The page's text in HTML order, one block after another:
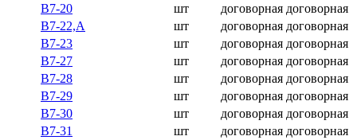
В7-20
шт договорная договорная
В7-22,А
шт договорная договорная
В7-23
шт договорная договорная
В7-27
шт договорная договорная
В7-28
шт договорная договорная
В7-29
шт договорная договорная
В7-30
шт договорная договорная
В7-31
шт договорная договорная